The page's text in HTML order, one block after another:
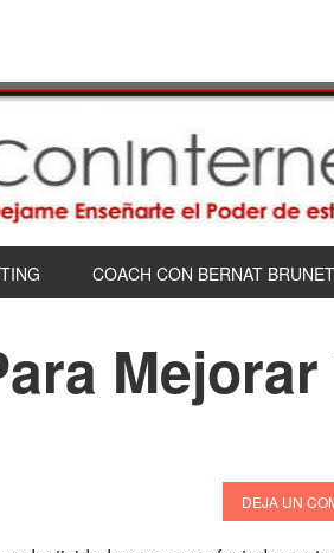
COACH CON BERNAT BRUNET
Mejorar
DEJA UN